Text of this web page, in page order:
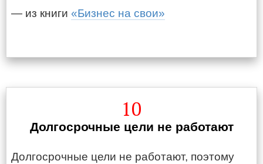
— из книги «Бизнес на свои»
10
Долгосрочные цели не работают
Долгосрочные цели не работают, поэтому